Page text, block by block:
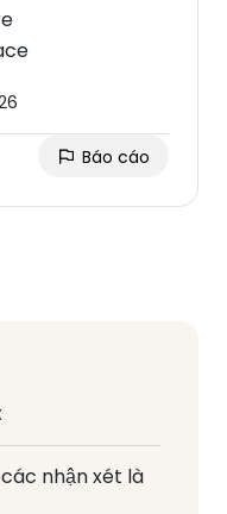
Báo cáo
nhận xét là